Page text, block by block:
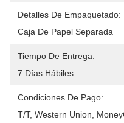
Detalles De Empaquetado:
Caja De Papel Separada
Tiempo De Entrega:
7 Días Hábiles
Condiciones De Pago:
T/T, Western Union,